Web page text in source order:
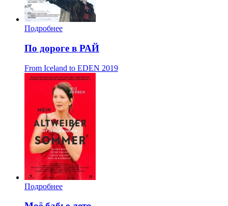
Подробнее
По дороге в РАЙ
From Iceland to EDEN 2019
Подробнее